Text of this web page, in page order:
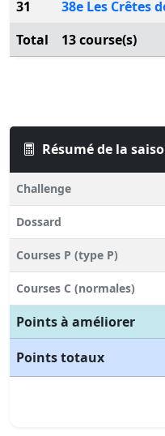
31 38e Les Crêtes
Total
13 course(s)
Résumé de la
Challenge
Dossard
Courses P (type P)
Courses C (normales)
Points à améliorer
Points totaux